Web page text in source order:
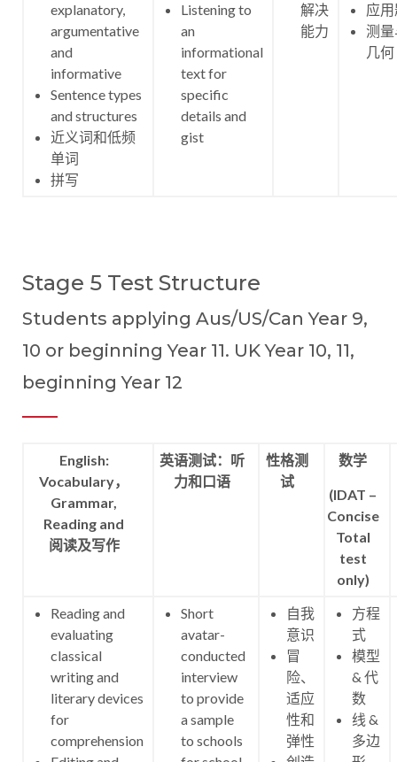
explanatory,
argumentative
and
informative
Sentence types
and structures
近义词和低频
单词
拼写
Listening to
an
informational
text for
specific
details and
gist
解决
能力
应
测
几何
Stage 5 Test Structure
Students applying Aus/US/Can Year 9,
10 or beginning Year 11. UK Year 10, 11,
beginning Year 12
English:
Vocabulary，
Grammar,
Reading and
阅读及写作
英语测试：听
力和口语
性格测
试
数学
(IDAT –
Concise
Total
test
only)
Reading and
evaluating
classical
writing and
literary devices
for
comprehension
Short
avatar-
conducted
interview
to provide
a sample
to schools
自我
意识
冒
险、
适应
性和
弹性
方程
式
模型
& 代
数
线 &
多边